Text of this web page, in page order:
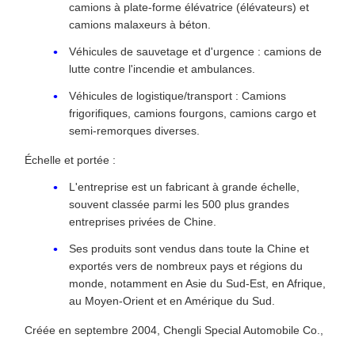
camions à plate-forme élévatrice (élévateurs) et
camions malaxeurs à béton.
Véhicules de sauvetage et d'urgence : camions de
lutte contre l'incendie et ambulances.
Véhicules de logistique/transport : Camions
frigorifiques, camions fourgons, camions cargo et
semi-remorques diverses.
Échelle et portée :
L'entreprise est un fabricant à grande échelle,
souvent classée parmi les 500 plus grandes
entreprises privées de Chine.
Ses produits sont vendus dans toute la Chine et
exportés vers de nombreux pays et régions du
monde, notamment en Asie du Sud-Est, en Afrique,
au Moyen-Orient et en Amérique du Sud.
Créée en septembre 2004, Chengli Special Automobile Co.,